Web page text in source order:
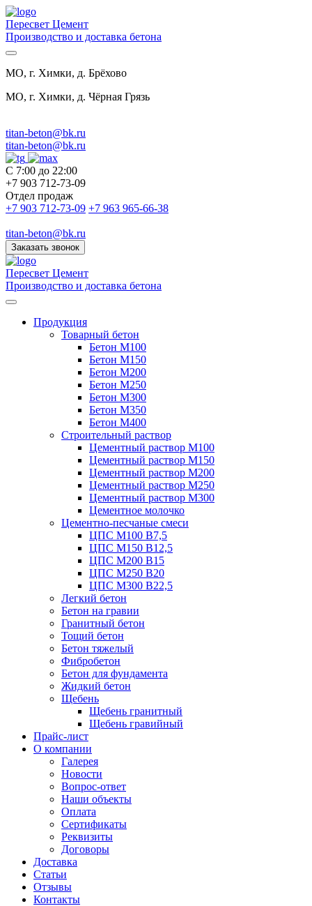
Пересвет Цемент
Производство и доставка бетона
МО, г. Химки, д. Брёхово
МО, г. Химки, д. Чёрная Грязь
titan-beton@bk.ru
titan-beton@bk.ru
С 7:00 до 22:00
+7 903 712-73-09
Отдел продаж
+7 903 712-73-09 +7 963 965-66-38
titan-beton@bk.ru
Заказать звонок
Пересвет Цемент
Производство и доставка бетона
Продукция
Товарный бетон
Бетон М100
Бетон М150
Бетон М200
Бетон М250
Бетон М300
Бетон М350
Бетон М400
Строительный раствор
Цементный раствор М100
Цементный раствор М150
Цементный раствор М200
Цементный раствор М250
Цементный раствор М300
Цементное молочко
Цементно-песчаные смеси
ЦПС М100 B7,5
ЦПС М150 B12,5
ЦПС М200 B15
ЦПС М250 B20
ЦПС М300 B22,5
Легкий бетон
Бетон на гравии
Гранитный бетон
Тощий бетон
Бетон тяжелый
Фибробетон
Бетон для фундамента
Жидкий бетон
Щебень
Щебень гранитный
Щебень гравийный
Прайс-лист
О компании
Галерея
Новости
Вопрос-ответ
Наши объекты
Оплата
Сертификаты
Реквизиты
Договоры
Доставка
Статьи
Отзывы
Контакты